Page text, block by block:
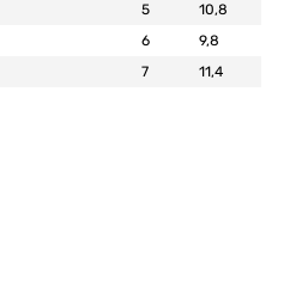
5
10,8
6
9,8
7 11,4